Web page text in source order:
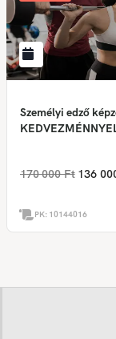
Személyi edző
170 000 Ft 136
PK: 10144016